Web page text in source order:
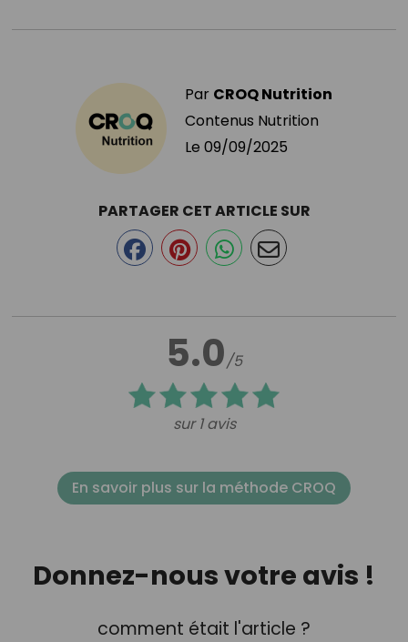
Par CROQ Nutrition
Contenus Nutrition
Le 09/09/2025
5.0/5
sur 1 avis
PARTAGER CET ARTICLE SUR
En savoir plus sur la méthode CROQ
Donnez-nous votre avis !
comment était l'article ?